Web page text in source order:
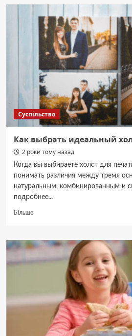
Києві
температурні
рекорди
поспіль
Суспільство
Как выбрать идеальный
2 роки тому назад
Когда вы выбираете холст для
понимать различия между тремя
натуральным, комбинированным и
подробнее...
БільшеДокладніше
выбрать
идеальный
холст